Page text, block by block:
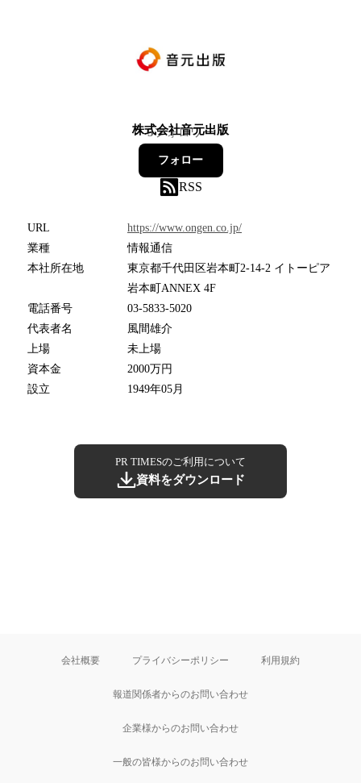
株式会社音元出版
5フォロワー
フォロー
RSS
URL
https://www.ongen.co.jp/
業種
情報通信
本社所在地
東京都千代田区岩本町2-14-2 イトーピア
岩本町ANNEX 4F
電話番号
03-5833-5020
代表者名
風間雄介
上場
未上場
資本金
2000万円
設立
1949年05月
PR TIMESのご利用について
資料をダウンロード
会社概要 プライバシーポリシー 利用規約
報道関係者からのお問い合わせ
企業様からのお問い合わせ
一般の皆様からのお問い合わせ